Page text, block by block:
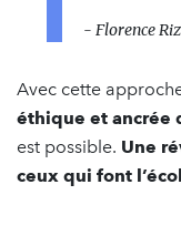
- Florence
Avec cette
éthique et ancrée
est possible. Une
ceux qui font